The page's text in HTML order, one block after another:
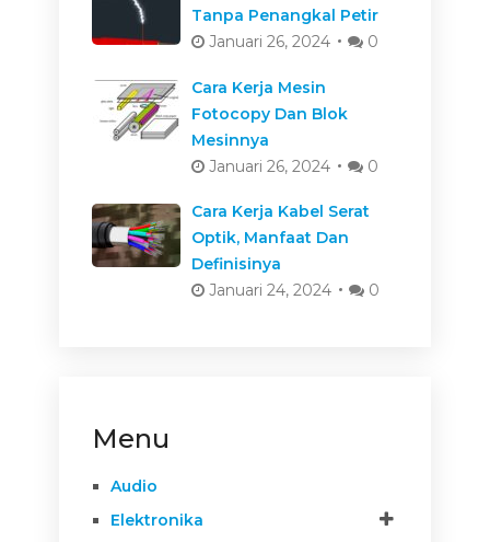
Tanpa Penangkal Petir
Januari 26, 2024
0
Cara Kerja Mesin
Fotocopy Dan Blok
Mesinnya
Januari 26, 2024
0
Cara Kerja Kabel Serat
Optik, Manfaat Dan
Definisinya
Januari 24, 2024
0
Menu
Audio
Elektronika